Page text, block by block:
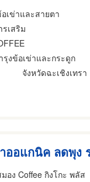
เข่าและสายตา
รเสริม
รุงข้อเข่าและกระดูก
จังหวัดฉะเชิงเทรา
อง Coffee กิงโกะ พลัส